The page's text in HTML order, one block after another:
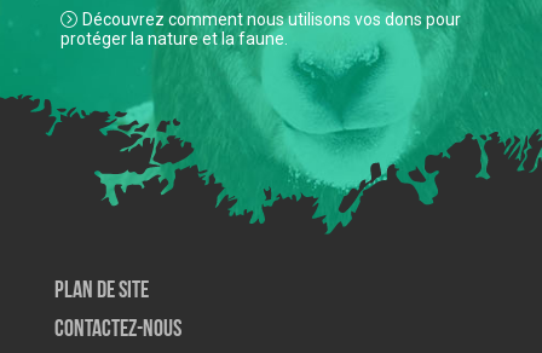
Découvrez comment nous utilisons vos dons pour
protéger la nature et la faune.
Plan de site
Contactez-nous